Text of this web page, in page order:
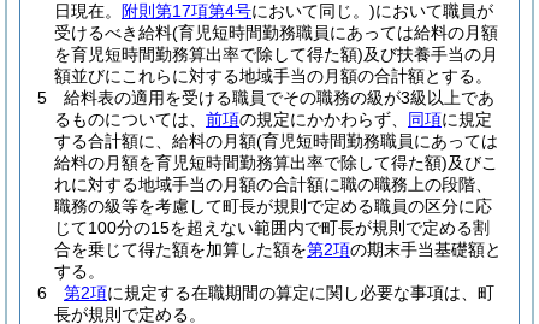
日現在。
附則第17項第4号において同じ。)において職員が
受けるべき給料(育児短時間勤務職員にあっては給料の月額
を育児短時間勤務算出率で除して得た額)及び扶養手当の月
額並びにこれらに対する地域手当の月額の合計額とする。
5
給料表の適用を受ける職員でその職務の級が3級以上であ
るものについては、 前項の規定にかかわらず、 同項に規定
する合計額に、給料の月額(育児短時間勤務職員にあっては
給料の月額を育児短時間勤務算出率で除して得た額)及びこ
れに対する地域手当の月額の合計額に職の職務上の段階、
職務の級等を考慮して町長が規則で定める職員の区分に応
じて100分の15を超えない範囲内で町長が規則で定める割
合を乗じて得た額を加算した額を第2項の期末手当基礎額と
する。
6
第2項に規定する在職期間の算定に関し必要な事項は、町
長が規則で定める。